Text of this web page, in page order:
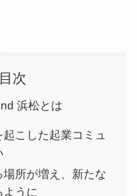
目次
浜松とは
こした起業コミュ
所が増え、新たな
ように